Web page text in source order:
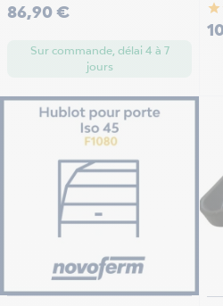
Prix
86,90 €
Sur commande, délai 4 à 7
jours
star